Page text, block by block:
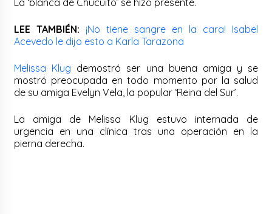
LEE TAMBIÉN: ¡No tiene sangre en la cara! Isabel
Acevedo le dijo esto a Karla Tarazona
Melissa Klug demostró ser una buena amiga y se
mostró preocupada en todo momento por la salud
de su amiga Evelyn Vela, la popular ‘Reina del Sur’.
La amiga de Melissa Klug estuvo internada de
urgencia en una clínica tras una operación en la
pierna derecha.